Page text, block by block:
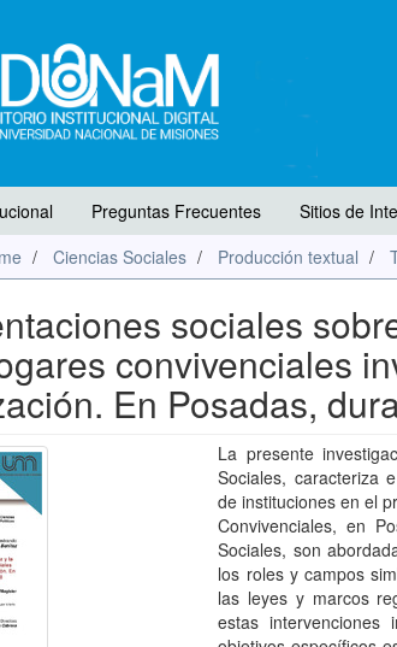
Preguntas Frecuentes
Sitios de
Ciencias Sociales Producción textual
sociales
convivenciales
En Posadas,
La presente
Sociales, caracteriza
de instituciones en el
Convivenciales, en
Sociales, son
los roles y campos
las leyes y marcos
estas intervenciones